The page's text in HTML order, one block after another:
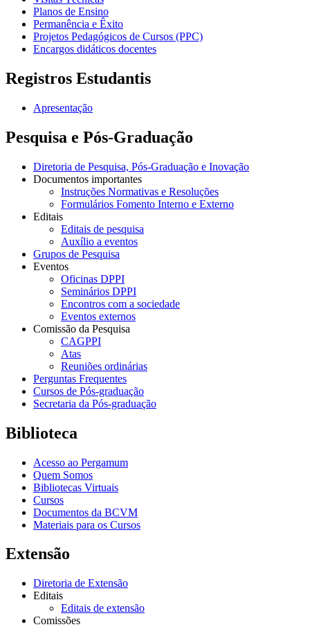
Planos de Ensino
Permanência e Êxito
Projetos Pedagógicos de Cursos (PPC)
Encargos didáticos docentes
Registros Estudantis
Apresentação
Pesquisa e Pós-Graduação
Diretoria de Pesquisa, Pós-Graduação e Inovação
Documentos importantes
Instruções Normativas e Resoluções
Formulários Fomento Interno e Externo
Editais
Editais de pesquisa
Auxílio a eventos
Grupos de Pesquisa
Eventos
Oficinas DPPI
Seminários DPPI
Encontros com a sociedade
Eventos externos
Comissão da Pesquisa
CAGPPI
Atas
Reuniões ordinárias
Perguntas Frequentes
Cursos de Pós-graduação
Secretaria da Pós-graduação
Biblioteca
Acesso ao Pergamum
Quem Somos
Bibliotecas Virtuais
Cursos
Documentos da BCVM
Materiais para os Cursos
Extensão
Diretoria de Extensão
Editais
Editais de extensão
Comissões